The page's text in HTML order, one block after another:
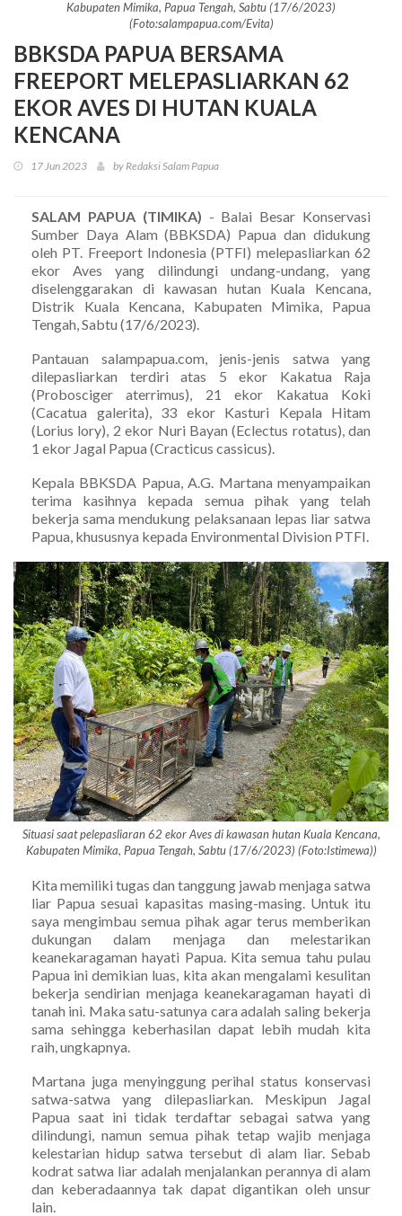
Kabupaten Mimika, Papua Tengah, Sabtu (17/6/2023)
(Foto:salampapua.com/Evita)
BBKSDA PAPUA BERSAMA
FREEPORT MELEPASLIARKAN 62
EKOR AVES DI HUTAN KUALA
KENCANA
17 Jun 2023 by Redaksi Salam Papua
SALAM PAPUA (TIMIKA) - Balai Besar Konservasi
Sumber Daya Alam (BBKSDA) Papua dan didukung
oleh PT. Freeport Indonesia (PTFI) melepasliarkan 62
ekor Aves yang dilindungi undang-undang, yang
diselenggarakan di kawasan hutan Kuala Kencana,
Distrik Kuala Kencana, Kabupaten Mimika, Papua
Tengah, Sabtu (17/6/2023).
Pantauan salampapua.com, jenis-jenis satwa yang
dilepasliarkan terdiri atas 5 ekor Kakatua Raja
(Probosciger aterrimus), 21 ekor Kakatua Koki
(Cacatua galerita), 33 ekor Kasturi Kepala Hitam
(Lorius lory), 2 ekor Nuri Bayan (Eclectus rotatus), dan
1 ekor Jagal Papua (Cracticus cassicus).
Kepala BBKSDA Papua, A.G. Martana menyampaikan
terima kasihnya kepada semua pihak yang telah
bekerja sama mendukung pelaksanaan lepas liar satwa
Papua, khususnya kepada Environmental Division PTFI.
Situasi saat pelepasliaran 62 ekor Aves di kawasan hutan Kuala Kencana,
Kabupaten Mimika, Papua Tengah, Sabtu (17/6/2023) (Foto:Istimewa))
Kita memiliki tugas dan tanggung jawab menjaga satwa
liar Papua sesuai kapasitas masing-masing. Untuk itu
saya mengimbau semua pihak agar terus memberikan
dukungan dalam menjaga dan melestarikan
keanekaragaman hayati Papua. Kita semua tahu pulau
Papua ini demikian luas, kita akan mengalami kesulitan
bekerja sendirian menjaga keanekaragaman hayati di
tanah ini. Maka satu-satunya cara adalah saling bekerja
sama sehingga keberhasilan dapat lebih mudah kita
raih, ungkapnya.
Martana juga menyinggung perihal status konservasi
satwa-satwa yang dilepasliarkan. Meskipun Jagal
Papua saat ini tidak terdaftar sebagai satwa yang
dilindungi, namun semua pihak tetap wajib menjaga
kelestarian hidup satwa tersebut di alam liar. Sebab
kodrat satwa liar adalah menjalankan perannya di alam
dan keberadaannya tak dapat digantikan oleh unsur
lain.